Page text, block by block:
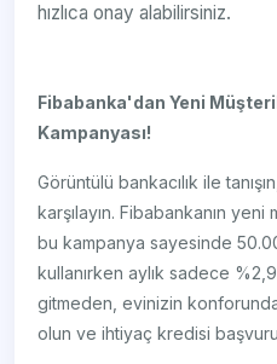
hızlıca onay alabilirsiniz.
Fibabanka'dan Yeni
Kampanyası!
Görüntülü bankacılık ile
karşılayın. Fibabankanın
bu kampanya sayesinde
kullanırken aylık sadece
gitmeden, evinizin
olun ve ihtiyaç kredisi